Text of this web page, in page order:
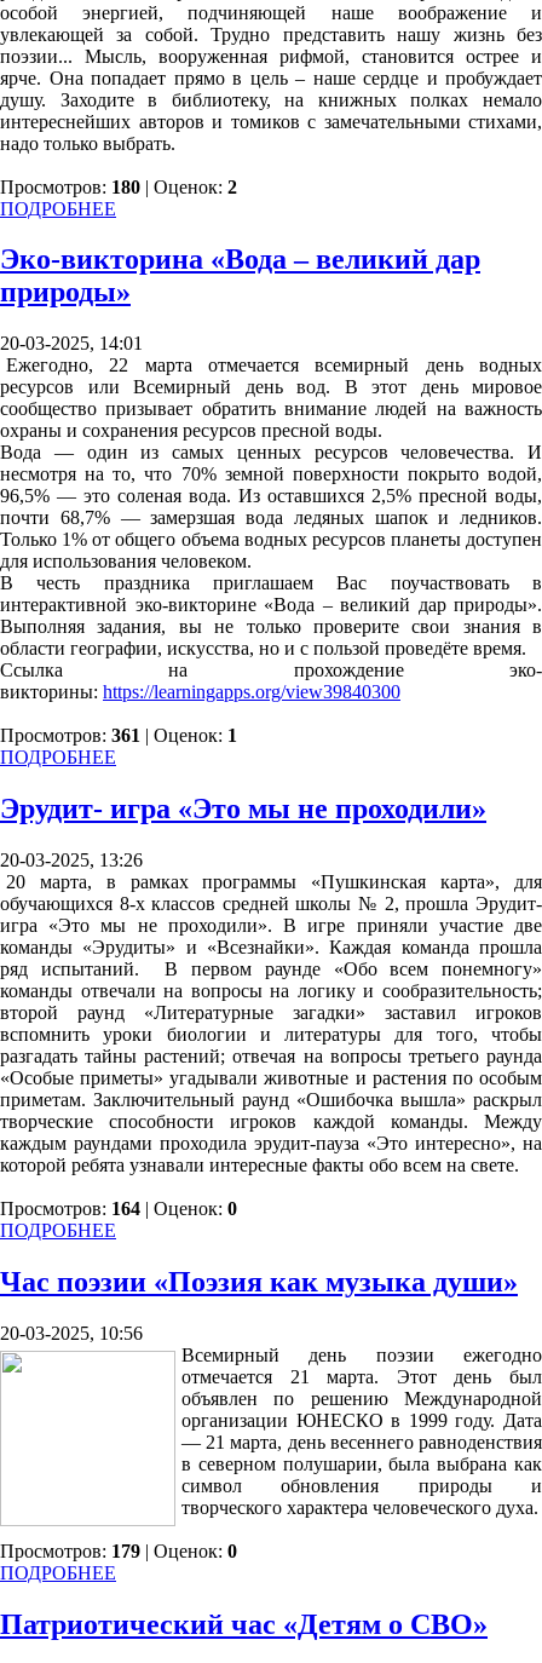
особой энергией, подчиняющей наше воображение и
увлекающей за собой. Трудно представить нашу жизнь без
поэзии... Мысль, вооруженная рифмой, становится острее и
ярче. Она попадает прямо в цель – наше сердце и пробуждает
душу. Заходите в библиотеку, на книжных полках немало
интереснейших авторов и томиков с замечательными стихами,
надо только выбрать.
Просмотров: 180 | Оценок: 2
ПОДРОБНЕЕ
Эко-викторина «Вода – великий дар
природы»
20-03-2025, 14:01
Ежегодно, 22 марта отмечается всемирный день водных
ресурсов или Всемирный день вод. В этот день мировое
сообщество призывает обратить внимание людей на важность
охраны и сохранения ресурсов пресной воды.
Вода — один из самых ценных ресурсов человечества. И
несмотря на то, что 70% земной поверхности покрыто водой,
96,5% — это соленая вода. Из оставшихся 2,5% пресной воды,
почти 68,7% — замерзшая вода ледяных шапок и ледников.
Только 1% от общего объема водных ресурсов планеты доступен
для использования человеком.
В честь праздника приглашаем Вас поучаствовать в
интерактивной эко-викторине «Вода – великий дар природы».
Выполняя задания, вы не только проверите свои знания в
области географии, искусства, но и с пользой проведёте время.
Ссылка на прохождение эко-
викторины: https://learningapps.org/view39840300
Просмотров: 361 | Оценок: 1
ПОДРОБНЕЕ
Эрудит- игра «Это мы не проходили»
20-03-2025, 13:26
20 марта, в рамках программы «Пушкинская карта», для
обучающихся 8-х классов средней школы № 2, прошла Эрудит-
игра «Это мы не проходили». В игре приняли участие две
команды «Эрудиты» и «Всезнайки». Каждая команда прошла
ряд испытаний. В первом раунде «Обо всем понемногу»
команды отвечали на вопросы на логику и сообразительность;
второй раунд «Литературные загадки» заставил игроков
вспомнить уроки биологии и литературы для того, чтобы
разгадать тайны растений; отвечая на вопросы третьего раунда
«Особые приметы» угадывали животные и растения по особым
приметам. Заключительный раунд «Ошибочка вышла» раскрыл
творческие способности игроков каждой команды. Между
каждым раундами проходила эрудит-пауза «Это интересно», на
которой ребята узнавали интересные факты обо всем на свете.
Просмотров: 164 | Оценок: 0
ПОДРОБНЕЕ
Час поэзии «Поэзия как музыка души»
20-03-2025, 10:56
Всемирный день поэзии ежегодно
отмечается 21 марта. Этот день был
объявлен по решению Международной
организации ЮНЕСКО в 1999 году. Дата
— 21 марта, день весеннего равноденствия
в северном полушарии, была выбрана как
символ обновления природы и
творческого характера человеческого духа.
Просмотров: 179 | Оценок: 0
ПОДРОБНЕЕ
Патриотический час «Детям о СВО»